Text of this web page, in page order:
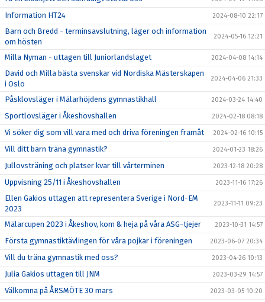
Information HT24 2024-08-10 22:17
Barn och Bredd - terminsavslutning, läger och information
om hösten
2024-05-16 12:21
Milla Nyman - uttagen till Juniorlandslaget 2024-04-08 14:14
David och Milla bästa svenskar vid Nordiska Mästerskapen
i Oslo
2024-04-06 21:33
Påsklovsläger i Mälarhöjdens gymnastikhall 2024-03-24 14:40
Sportlovsläger i Åkeshovshallen 2024-02-18 08:18
Vi söker dig som vill vara med och driva föreningen framåt 2024-02-16 10:15
Vill ditt barn träna gymnastik? 2024-01-23 18:26
Jullovsträning och platser kvar till vårterminen 2023-12-18 20:28
Uppvisning 25/11 i Åkeshovshallen 2023-11-16 17:26
Ellen Gakios uttagen att representera Sverige i Nord-EM
2023
2023-11-11 09:23
Mälarcupen 2023 i Åkeshov, kom & heja på våra ASG-tjejer 2023-10-31 14:57
Första gymnastiktävlingen för våra pojkar i föreningen 2023-06-07 20:34
Vill du träna gymnastik med oss? 2023-04-26 10:13
Julia Gakios uttagen till JNM 2023-03-29 14:57
Välkomna på ÅRSMÖTE 30 mars 2023-03-05 10:20